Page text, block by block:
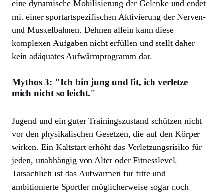
eine dynamische Mobilisierung der Gelenke und endet
mit einer sportartspezifischen Aktivierung der Nerven-
und Muskelbahnen. Dehnen allein kann diese
komplexen Aufgaben nicht erfüllen und stellt daher
kein adäquates Aufwärmprogramm dar.
Mythos 3: "Ich bin jung und fit, ich verletze
mich nicht so leicht."
Jugend und ein guter Trainingszustand schützen nicht
vor den physikalischen Gesetzen, die auf den Körper
wirken. Ein Kaltstart erhöht das Verletzungsrisiko für
jeden, unabhängig von Alter oder Fitnesslevel.
Tatsächlich ist das Aufwärmen für fitte und
ambitionierte Sportler möglicherweise sogar noch